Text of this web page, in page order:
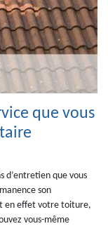
que vous
d’entretien que vous
son
en effet votre toiture,
vous-même